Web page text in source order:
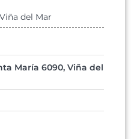
del Mar
María 6090, Viña del